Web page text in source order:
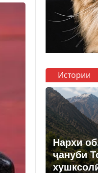
Истории
Нархи
ҷануби